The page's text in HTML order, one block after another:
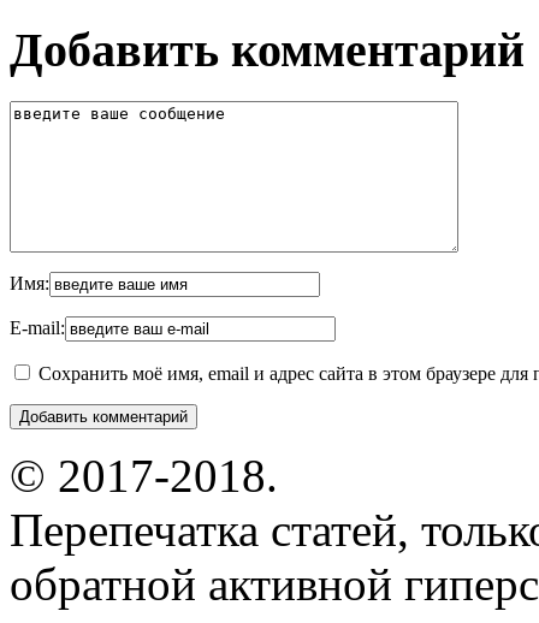
Добавить комментарий
Имя:
E-mail:
Сохранить моё имя, email и адрес сайта в этом браузере
© 2017-2018.
Перепечатка статей,
обратной активной